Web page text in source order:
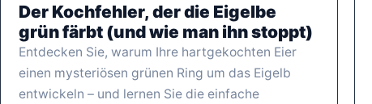
Der Kochfehler, der die Eigelbe
grün färbt (und wie man ihn stoppt)
Entdecken Sie, warum Ihre hartgekochten Eier
einen mysteriösen grünen Ring um das Eigelb
entwickeln – und lernen Sie die einfache